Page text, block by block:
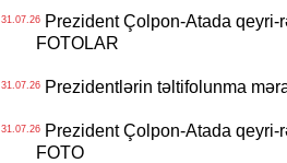
31.07.26Prezident Çolpon-Atada qeyri-
FOTOLAR
31.07.26Prezidentlərin təltifolunma
31.07.26Prezident Çolpon-Atada qeyri-
FOTO